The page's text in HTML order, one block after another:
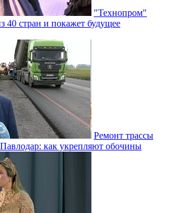
"Технопром"
40 стран и покажет будущее
Ремонт трассы
как укрепляют обочины